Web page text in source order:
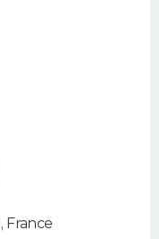
, France